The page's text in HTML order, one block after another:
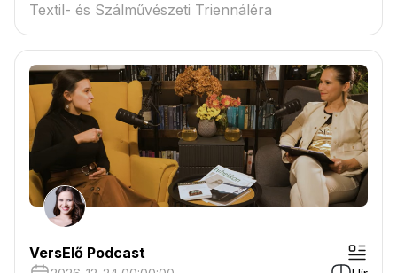
Textil- és Szálművészeti Triennáléra
VersElő Podcast